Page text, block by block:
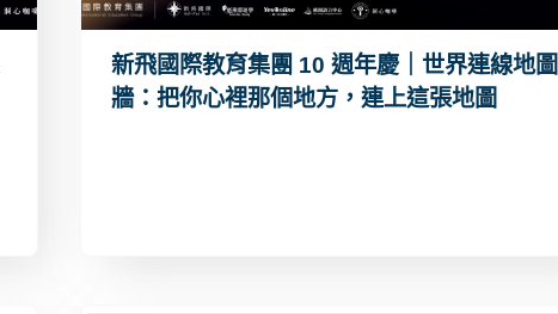
新飛國際教育集團 10 週年慶｜世界連線地圖
牆：把你心裡那個地方，連上這張地圖